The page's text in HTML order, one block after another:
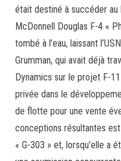
était destiné à succéder au
McDonnell Douglas F-4 «
tombé à l’eau, laissant
Grumman, qui avait déjà
Dynamics sur le projet F-
privée dans le
de flotte pour une vente
conceptions résultantes
« G-303 » et, lorsqu’elle a